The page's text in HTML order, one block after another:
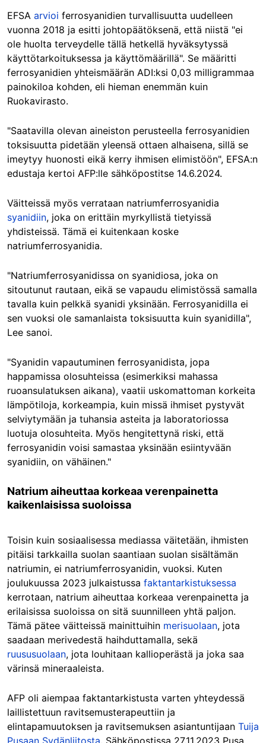
EFSA arvioi ferrosyanidien turvallisuutta uudelleen
vuonna 2018 ja esitti johtopäätöksenä, että niistä "ei
ole huolta terveydelle tällä hetkellä hyväksytyssä
käyttötarkoituksessa ja käyttömäärillä". Se määritti
ferrosyanidien yhteismäärän ADI:ksi 0,03 milligrammaa
painokiloa kohden, eli hieman enemmän kuin
Ruokavirasto.
"Saatavilla olevan aineiston perusteella ferrosyanidien
toksisuutta pidetään yleensä ottaen alhaisena, sillä se
imeytyy huonosti eikä kerry ihmisen elimistöön", EFSA:n
edustaja kertoi AFP:lle sähköpostitse 14.6.2024.
Väitteissä myös verrataan natriumferrosyanidia
syanidiin, joka on erittäin myrkyllistä tietyissä
yhdisteissä. Tämä ei kuitenkaan koske
natriumferrosyanidia.
"Natriumferrosyanidissa on syanidiosa, joka on
sitoutunut rautaan, eikä se vapaudu elimistössä samalla
tavalla kuin pelkkä syanidi yksinään. Ferrosyanidilla ei
sen vuoksi ole samanlaista toksisuutta kuin syanidilla",
Lee sanoi.
"Syanidin vapautuminen ferrosyanidista, jopa
happamissa olosuhteissa (esimerkiksi mahassa
ruoansulatuksen aikana), vaatii uskomattoman korkeita
lämpötiloja, korkeampia, kuin missä ihmiset pystyvät
selviytymään ja tuhansia asteita ja laboratoriossa
luotuja olosuhteita. Myös hengitettynä riski, että
ferrosyanidin voisi samastaa yksinään esiintyvään
syanidiin, on vähäinen."
Natrium aiheuttaa korkeaa verenpainetta
kaikenlaisissa suoloissa
Toisin kuin sosiaalisessa mediassa väitetään, ihmisten
pitäisi tarkkailla suolan saantiaan suolan sisältämän
natriumin, ei natriumferrosyanidin, vuoksi. Kuten
joulukuussa 2023 julkaistussa faktantarkistuksessa
kerrotaan, natrium aiheuttaa korkeaa verenpainetta ja
erilaisissa suoloissa on sitä suunnilleen yhtä paljon.
Tämä pätee väitteissä mainittuihin merisuolaan, jota
saadaan merivedestä haihduttamalla, sekä
ruususuolaan, jota louhitaan kallioperästä ja joka saa
värinsä mineraaleista.
AFP oli aiempaa faktantarkistusta varten yhteydessä
laillistettuun ravitsemusterapeuttiin ja
elintapamuutoksen ja ravitsemuksen asiantuntijaan Tuija